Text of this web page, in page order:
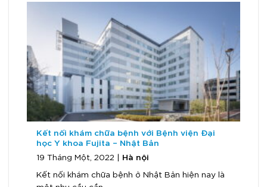
Kết nối khám chữa bệnh với Bệnh viện Đại
học Y khoa Fujita – Nhật Bản
19 Tháng Một, 2022 | Hà nội
Kết nối khám chữa bệnh ở Nhật Bản hiện nay là